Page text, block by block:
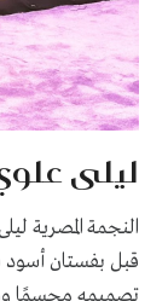
ليلى
النجمة المصرية